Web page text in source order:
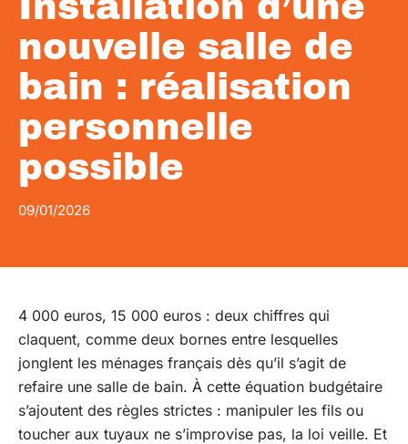
nouvelle salle de
bain : réalisation
personnelle
possible
09/01/2026
4 000 euros, 15 000 euros : deux chiffres qui
claquent, comme deux bornes entre lesquelles
jonglent les ménages français dès qu’il s’agit de
refaire une salle de bain. À cette équation budgétaire
s’ajoutent des règles strictes : manipuler les fils ou
toucher aux tuyaux ne s’improvise pas, la loi veille. Et